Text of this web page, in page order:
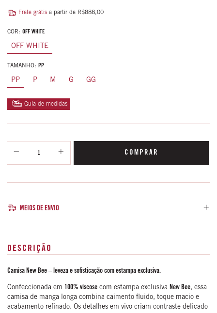
Frete grátis a partir de R$888,00
COR: OFF WHITE
OFF WHITE
TAMANHO: PP
PP P M G GG
Guia de medidas
MEIOS DE ENVIO
DESCRIÇÃO
Camisa New Bee – leveza e sofisticação com estampa exclusiva.
Confeccionada em 100% viscose com estampa exclusiva New Bee, essa
camisa de manga longa combina caimento fluido, toque macio e
acabamento refinado. Os detalhes em vivo criam contraste delicado